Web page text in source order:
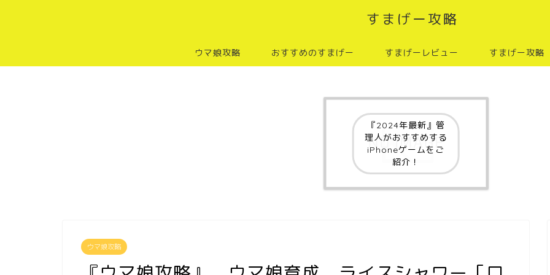
すまげー攻略
ウマ娘攻略 おすすめのすまげー すまげーレビュー すまげー攻略
『2024年最新』管
理人がおすすめする
iPhoneゲームをご
紹介！
ウマ娘攻略